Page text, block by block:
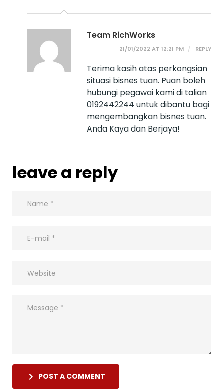
Team RichWorks
21/01/2022 AT 12:21 PM REPLY
Terima kasih atas perkongsian
situasi bisnes tuan. Puan boleh
hubungi pegawai kami di talian
0192442244 untuk dibantu bagi
mengembangkan bisnes tuan.
Anda Kaya dan Berjaya!
leave a reply
POST A COMMENT